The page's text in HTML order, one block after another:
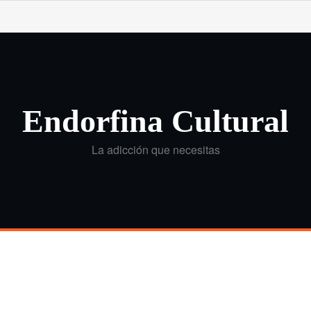
Endorfina Cultural
La adicción que necesitas